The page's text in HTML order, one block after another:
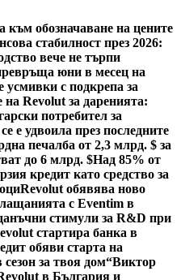
обозначаване на цените
стабилност през 2026:
вече не търпи
юни в месец на
усмивки с подкрепа за
на Revolut за даренията:
потребител за
е удвоила през последните
печалба от 2,3 млрд. $ за
до 6 млрд. $Над 85% от
кредит като средство за
Revolut обявява ново
с Eventim в
стимули за R&D при
стартира банка в
обяви старта на
за твоя дом“Виктор
в България и